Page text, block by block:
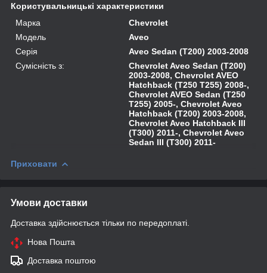
Користувальницькі характеристики
Марка
Chevrolet
Модель
Aveo
Серія
Aveo Sedan (T200) 2003-2008
Сумісність з:
Chevrolet Aveo Sedan (T200)
2003-2008, Chevrolet AVEO
Hatchback (T250 T255) 2008-,
Chevrolet AVEO Sedan (T250
T255) 2005-, Chevrolet Aveo
Hatchback (T200) 2003-2008,
Chevrolet Aveo Hatchback III
(T300) 2011-, Chevrolet Aveo
Sedan III (T300) 2011-
Приховати
Умови доставки
Доставка здійснюється тільки по передоплаті.
Нова Пошта
Доставка поштою